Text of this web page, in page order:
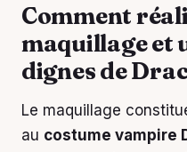
Comment
maquillage et
dignes de
Le maquillage
au costume vampire